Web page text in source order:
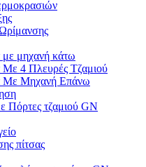
με μηχανή κάτω
Με 4 Πλευρές Τζαμιού
Με Μηχανή Επάνω
Πόρτες τζαμιού GN
πίτσας